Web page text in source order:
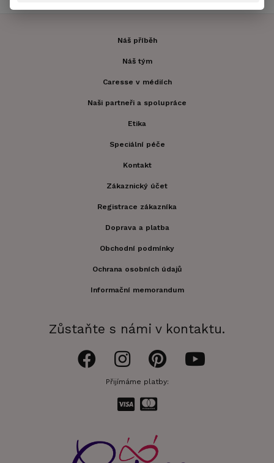
Náš příběh
Náš tým
Caresse v médiích
Naši partneři a spolupráce
Etika
Speciální péče
Kontakt
Zákaznický účet
Registrace zákazníka
Doprava a platba
Obchodní podmínky
Ochrana osobních údajů
Informační memorandum
Zůstaňte s námi v kontaktu.
Přijímáme platby: